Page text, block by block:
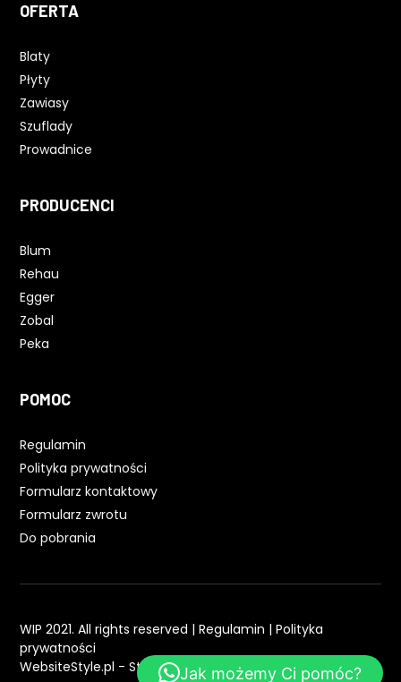
OFERTA
Blaty
Płyty
Zawiasy
Szuflady
Prowadnice
PRODUCENCI
Blum
Rehau
Egger
Zobal
Peka
POMOC
Regulamin
Polityka prywatności
Formularz kontaktowy
Formularz zwrotu
Do pobrania
WIP 2021. All rights reserved |Regulamin |Polityka
prywatności
WebsiteStyle.pl - Strony WWWJak możemy Ci pomóc?